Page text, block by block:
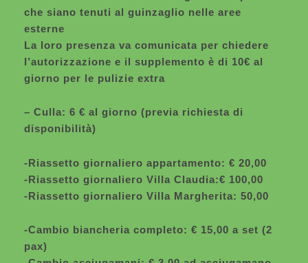
che siano tenuti al guinzaglio nelle aree
esterne
La loro presenza va comunicata per chiedere
l’autorizzazione e il supplemento è di 10€ al
giorno per le pulizie extra
– Culla: 6 € al giorno (previa richiesta di
disponibilità)
-Riassetto giornaliero appartamento: € 20,00
-Riassetto giornaliero Villa Claudia:€ 100,00
-Riassetto giornaliero Villa Margherita: 50,00
-Cambio biancheria completo: € 15,00 a set (2
pax)